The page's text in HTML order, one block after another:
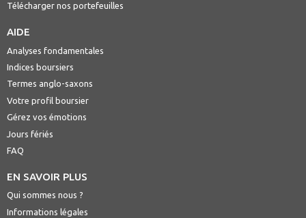
Télécharger nos portefeuilles
AIDE
Analyses fondamentales
Indices boursiers
Termes anglo-saxons
Votre profil boursier
Gérez vos émotions
Jours fériés
FAQ
EN SAVOIR PLUS
Qui sommes nous ?
Informations légales